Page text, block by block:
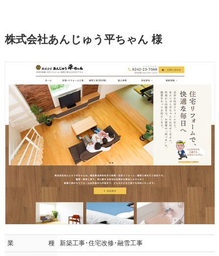
株式会社あんじゅう平ちゃん 様
業種 新築工事･住宅改修･融雪工事